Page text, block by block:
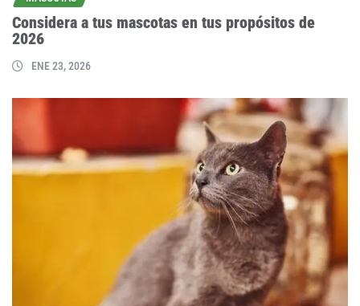
Considera a tus mascotas en tus propósitos de
2026
ENE 23, 2026